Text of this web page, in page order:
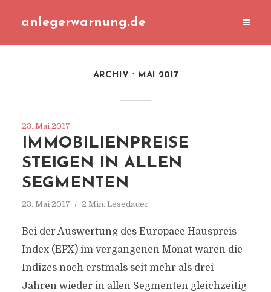
anlegerwarnung.de
ARCHIV MAI 2017
23. Mai 2017
IMMOBILIENPREISE
STEIGEN IN ALLEN
SEGMENTEN
23. Mai 2017 2 Min. Lesedauer
Bei der Auswertung des Europace Hauspreis-
Index (EPX) im vergangenen Monat waren die
Indizes noch erstmals seit mehr als drei
Jahren wieder in allen Segmenten gleichzeitig